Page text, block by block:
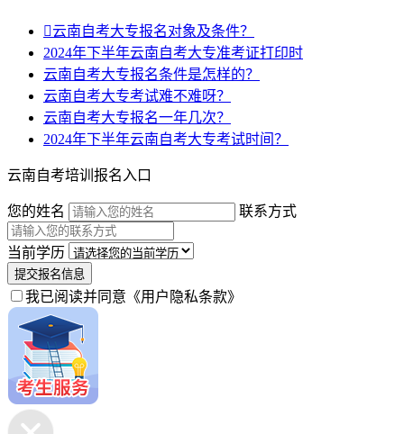
云南自考大专报名对象及条件？
2024年下半年云南自考大专准考证打印时
云南自考大专报名条件是怎样的？
云南自考大专考试难不难呀？
云南自考大专报名一年几次？
2024年下半年云南自考大专考试时间？
云南自考培训报名入口
您的姓名 联系方式
当前学历
提交报名信息
我已阅读并同意 《用户隐私条款》